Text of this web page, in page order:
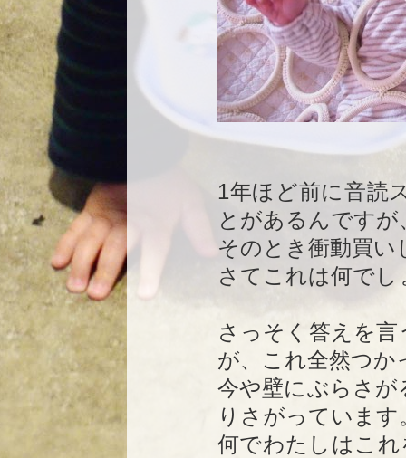
1年ほど前に音読
とがあるんですが
そのとき衝動買
さてこれは何でし
さっそく答えを
が、これ全然つか
今や壁にぶらさ
りさがっています
何でわたしはこ